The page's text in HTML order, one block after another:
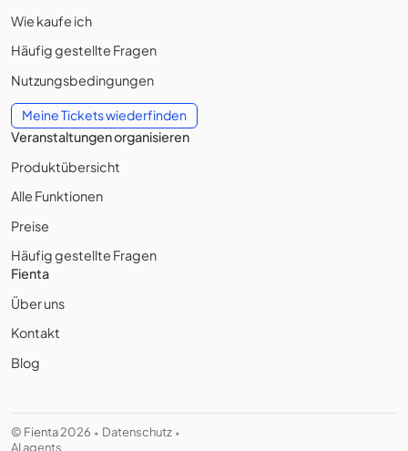
Wie kaufe ich
Häufig gestellte Fragen
Nutzungsbedingungen
Meine Tickets wiederfinden
Veranstaltungen organisieren
Produktübersicht
Alle Funktionen
Preise
Häufig gestellte Fragen
Fienta
Über uns
Kontakt
Blog
© Fienta 2026 • Datenschutz •
AI agents